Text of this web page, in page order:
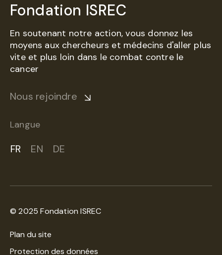
Fondation ISREC
En soutenant notre action, vous donnez les
moyens aux chercheurs et médecins d'aller plus
vite et plus loin dans le combat contre le
cancer
Nous rejoindre
Langue
FR EN DE
© 2025 Fondation ISREC
Plan du site
Protection des données